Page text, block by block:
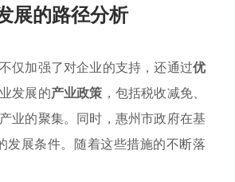
展的路径分析
仅加强了对企业的支持，还通过优
发展的产业政策 ，包括税收减免、
业的聚集。同时，惠州市政府在基
展条件。随着这些措施的不断落